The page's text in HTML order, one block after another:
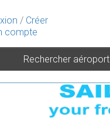
/ Créer
compte
Rechercher aéroport